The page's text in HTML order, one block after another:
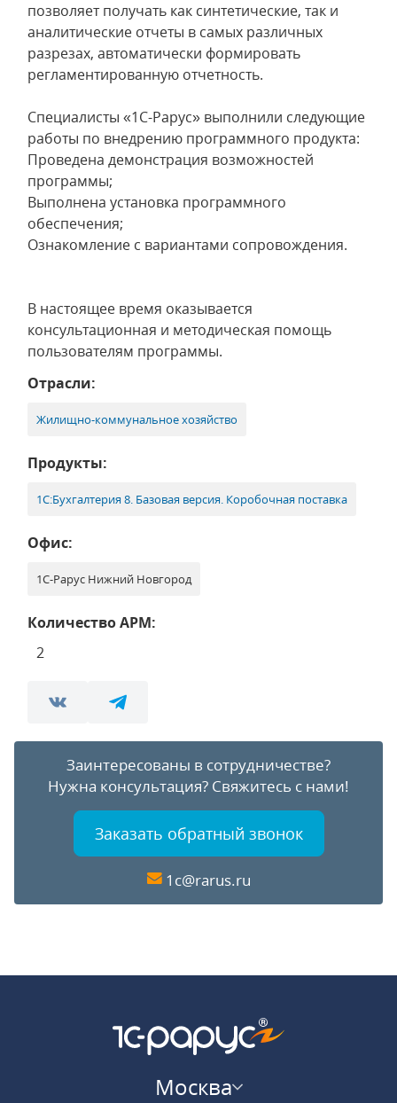
позволяет получать как синтетические, так и
аналитические отчеты в самых различных
разрезах, автоматически формировать
регламентированную отчетность.
Специалисты «1С-Рарус» выполнили следующие
работы по внедрению программного продукта:
Проведена демонстрация возможностей
программы;
Выполнена установка программного
обеспечения;
Ознакомление с вариантами сопровождения.
В настоящее время оказывается
консультационная и методическая помощь
пользователям программы.
Отрасли:
Жилищно-коммунальное хозяйство
Продукты:
1С:Бухгалтерия 8. Базовая версия. Коробочная поставка
Офис:
1С-Рарус Нижний Новгород
Количество АРМ:
2
Заинтересованы в сотрудничестве?
Нужна консультация? Свяжитесь с нами!
Заказать обратный звонок
1c@rarus.ru
Москва